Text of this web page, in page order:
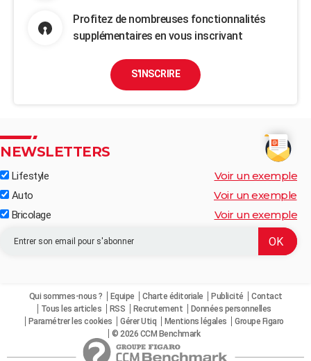
Profitez de nombreuses fonctionnalités
supplémentaires en vous inscrivant
S'INSCRIRE
NEWSLETTERS
Lifestyle Voir un exemple
Auto Voir un exemple
Bricolage Voir un exemple
Qui sommes-nous ? Equipe Charte éditoriale Publicité
Contact
Tous les articles
RSS Recrutement
Données personnelles
Paramétrer les cookies
Gérer Utiq Mentions légales
Groupe Figaro
© 2026 CCM Benchmark